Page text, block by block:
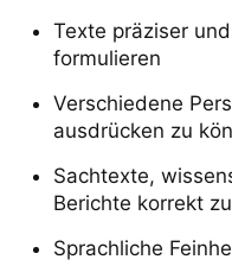
Texte präziser
formulieren
Verschiedene
ausdrücken zu
Sachtexte,
Berichte korrekt
Sprachliche